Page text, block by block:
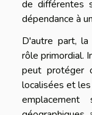
de différentes
dépendance à
D'autre part, la
rôle primordial.
peut protéger
localisées et